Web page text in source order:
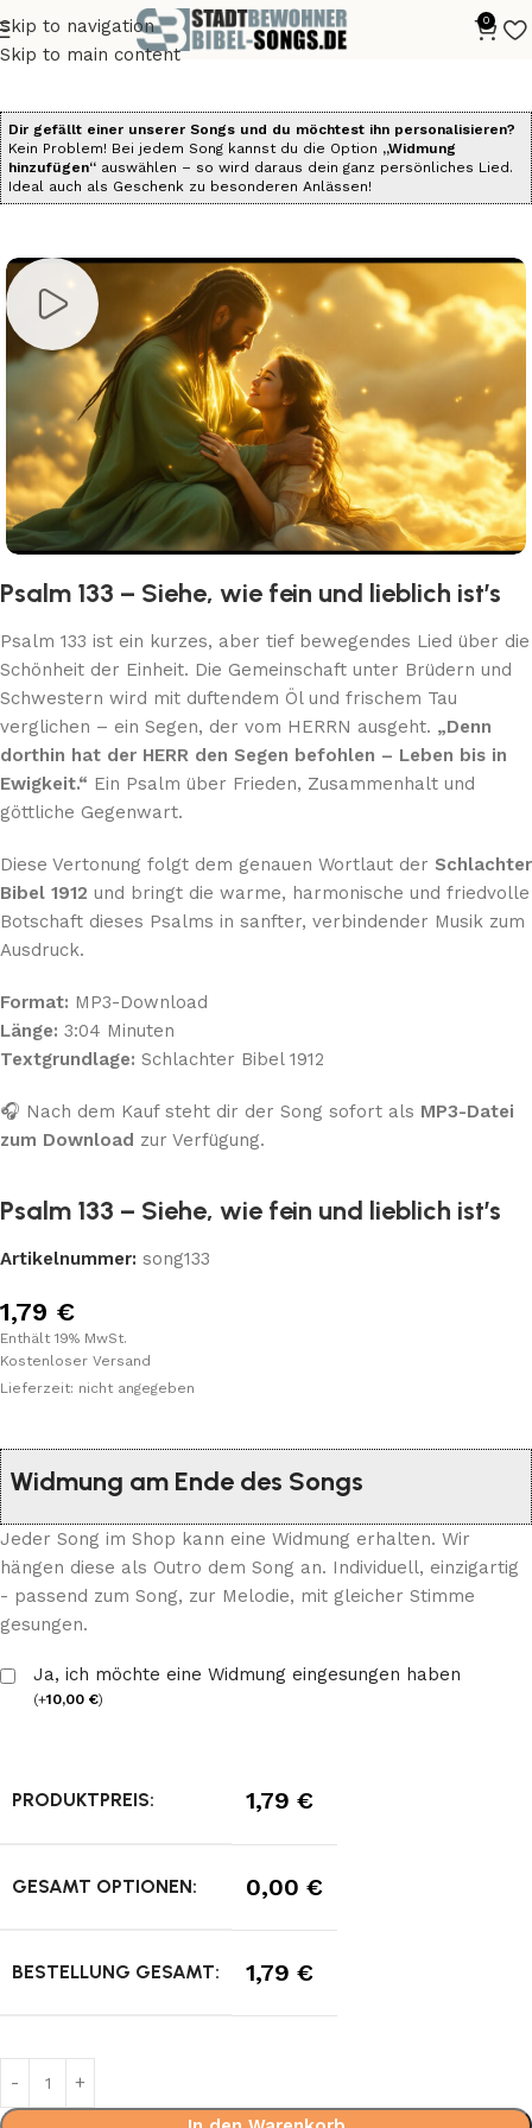
Skip to navigation
Skip to main content
0
Start Alle Bibelsongs Die Psalmen als Songs
Dir gefällt einer unserer Songs und du möchtest ihn personalisieren?
Kein Problem! Bei jedem Song kannst du die Option „Widmung
hinzufügen“ auswählen – so wird daraus dein ganz persönliches Lied.
Ideal auch als Geschenk zu besonderen Anlässen!
Psalm 133 – Siehe, wie fein und lieblich ist’s
Psalm 133 ist ein kurzes, aber tief bewegendes Lied über die
Schönheit der Einheit. Die Gemeinschaft unter Brüdern und
Schwestern wird mit duftendem Öl und frischem Tau
verglichen – ein Segen, der vom HERRN ausgeht. „Denn
dorthin hat der HERR den Segen befohlen – Leben bis in
Ewigkeit.“ Ein Psalm über Frieden, Zusammenhalt und
göttliche Gegenwart.
Diese Vertonung folgt dem genauen Wortlaut der Schlachter
Bibel 1912 und bringt die warme, harmonische und friedvolle
Botschaft dieses Psalms in sanfter, verbindender Musik zum
Ausdruck.
Format: MP3-Download
Länge: 3:04 Minuten
Textgrundlage: Schlachter Bibel 1912
🎧 Nach dem Kauf steht dir der Song sofort als MP3-Datei
zum Download zur Verfügung.
Psalm 133 – Siehe, wie fein und lieblich ist’s
Artikelnummer: song133
1,79 €
Enthält 19% MwSt.
Kostenloser Versand
Lieferzeit: nicht angegeben
Widmung am Ende des Songs
Jeder Song im Shop kann eine Widmung erhalten. Wir
hängen diese als Outro dem Song an. Individuell, einzigartig
- passend zum Song, zur Melodie, mit gleicher Stimme
gesungen.
Ja, ich möchte eine Widmung eingesungen haben
(+10,00 €)
PRODUKTPREIS: 1,79 €
GESAMT OPTIONEN: 0,00 €
BESTELLUNG GESAMT: 1,79 €